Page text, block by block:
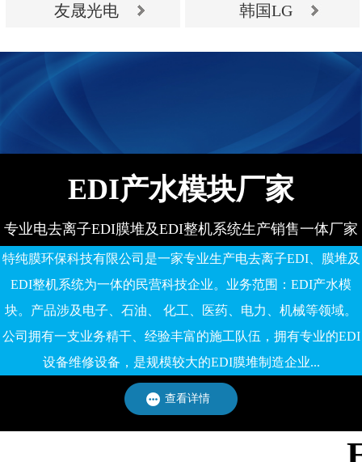
友晟光电 韩国LG
EDI产水模块厂家
专业电去离子EDI膜堆及EDI整机系统生产销售一体厂家
特纯膜环保科技有限公司是一家专业生产电去离子EDI、膜堆及
EDI整机系统为一体的民营科技企业。业务范围：EDI产水模
块。产品涉及电子、石油、 化工、医药、电力、机械等领域。
公司拥有一支业务精干、经验丰富的施工队伍，拥有专业的EDI
设备维修设备，是规模较大的EDI膜堆制造企业...
查看详情